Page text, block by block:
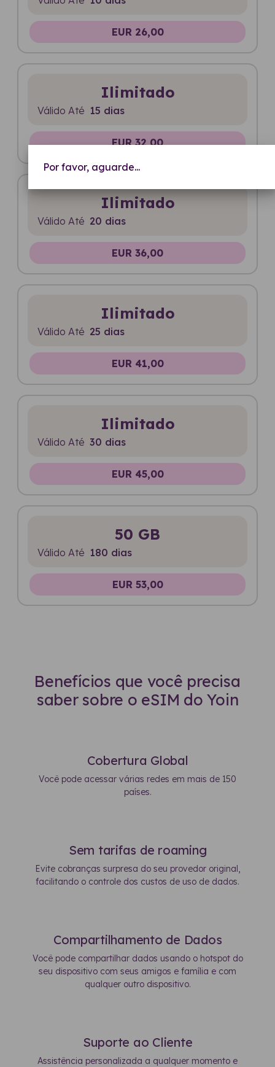
Por favor, aguarde...
EUR 26,00
Ilimitado
Válido Até 15 dias
EUR 32,00
Ilimitado
Válido Até 20 dias
EUR 36,00
Ilimitado
Válido Até 25 dias
EUR 41,00
Ilimitado
Válido Até 30 dias
EUR 45,00
50 GB
Válido Até 180 dias
EUR 53,00
Benefícios que você precisa
saber sobre o eSIM do Yoin
Cobertura Global
Você pode acessar várias redes em mais de 150
países.
Sem tarifas de roaming
Evite cobranças surpresa do seu provedor original,
facilitando o controle dos custos de uso de dados.
Compartilhamento de Dados
Você pode compartilhar dados usando o hotspot do
seu dispositivo com seus amigos e família e com
qualquer outro dispositivo.
Suporte ao Cliente
Assistência personalizada a qualquer momento e